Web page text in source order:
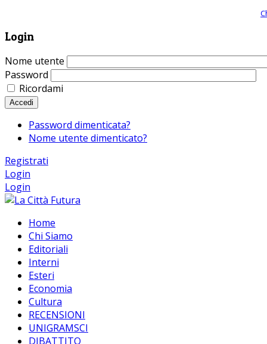
Login
Nome utente
Password
Ricordami
Accedi
Password dimenticata?
Nome utente dimenticato?
Registrati
Login
Login
Home
Chi Siamo
Editoriali
Interni
Esteri
Economia
Cultura
RECENSIONI
UNIGRAMSCI
DIBATTITO